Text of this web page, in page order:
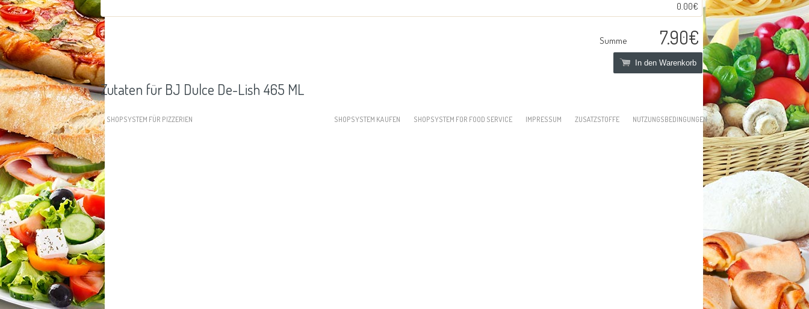
0.00€
Summe 7.90€
In den Warenkorb
Zutaten für BJ Dulce De-Lish 465 ML
SHOPSYSTEM FÜR PIZZERIEN NUTZUNGSBEDINGUNGEN
ZUSATZSTOFFE
IMPRESSUM
SHOPSYSTEM FOR FOOD SERVICE
SHOPSYSTEM KAUFEN